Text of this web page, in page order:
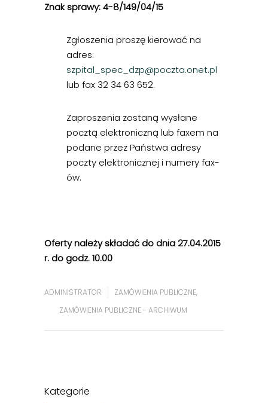
Znak sprawy: 4-8/149/04/15
Zgłoszenia proszę kierować na
adres:
szpital_spec_dzp@poczta.onet.pl
lub fax 32 34 63 652.
Zaproszenia zostaną wysłane
pocztą elektroniczną lub faxem na
podane przez Państwa adresy
poczty elektronicznej i numery fax-
ów.
Oferty należy składać do dnia 27.04.2015
r. do godz. 10.00
ADMINISTRATOR ZAMÓWIENIA PUBLICZNE,
ZAMÓWIENIA PUBLICZNE - ARCHIWUM
Kategorie